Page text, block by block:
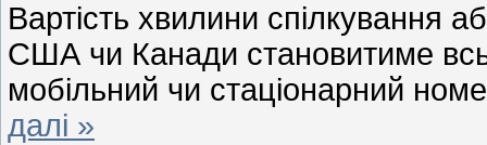
Вартість хвилини спілкування
США чи Канади становитиме
мобільний чи стаціонарний
далі »